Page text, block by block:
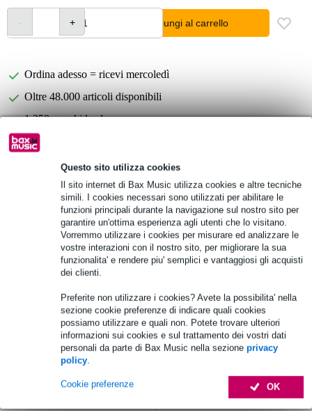
Questo sito utilizza cookies
Il sito internet di Bax Music utilizza cookies e altre tecniche
simili. I cookies necessari sono utilizzati per abilitare le
funzioni principali durante la navigazione sul nostro sito per
garantire un'ottima esperienza agli utenti che lo visitano.
Vorremmo utilizzare i cookies per misurare ed analizzare le
vostre interazioni con il nostro sito, per migliorare la sua
funzionalita' e rendere piu' semplici e vantaggiosi gli acquisti
dei clienti.
Preferite non utilizzare i cookies? Avete la possibilita' nella
sezione cookie preferenze di indicare quali cookies
possiamo utilizzare e quali non. Potete trovare ulteriori
informazioni sui cookies e sul trattamento dei vostri dati
personali da parte di Bax Music nella sezione privacy
policy.
OK
Cookie preferenze
Aggiungi al carrello
Ordina adesso = ricevi mercoledì
Oltre 48.000 articoli disponibili
1.250 marchi leader
Scegli adesso i 2 anni di garanzia aggiuntiva e molti altri
vantaggi!
6,45 € di premio
Informazioni sul prodotto
batteria per il diffusore PA mobile JBL Eon One Compact
tempo di funzionamento supplementare per l'altoparlante Eon One
moderna batteria agli ioni di litio per una lunga autonomia, una
lunga durata e molti cicli di ricarica
Specifiche complete